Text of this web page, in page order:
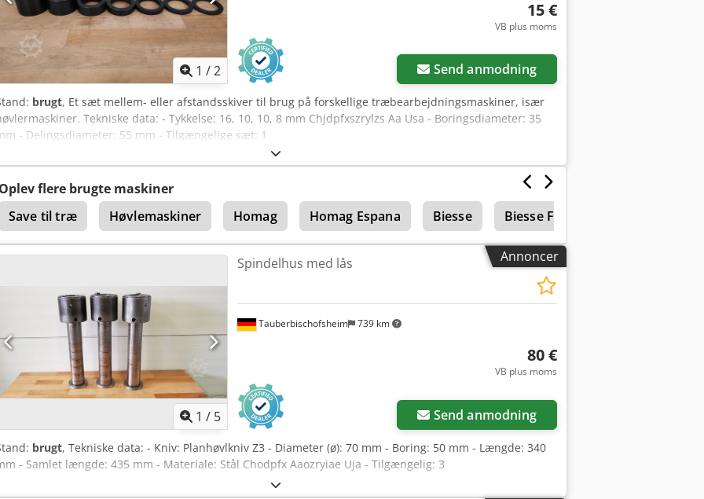
Anmod om flere
1 /2
15 €
VB plus moms
Send anmodning
brugt, Et sæt mellem- eller afstandsskiver til brug på forskellige træbearbejdningsmaskiner, især
Tekniske data: - Tykkelse: 16, 10, 10, 8 mm Chjdpfxszrylzs Aa Usa - Boringsdiameter: 35
- Delingsdiameter: 55 mm - Tilgængelige sæt: 1
Oplev flere brugte maskiner
Save til træ
Høvlemaskiner Homag Homag Espana Biesse Biesse Fse
Annoncer
1 / 5
Tauberbischofsheim 739 km
Spindelhus med lås
80 €
VB plus moms
Send anmodning
brugt, Tekniske data: - Kniv: Planhøvlkniv Z3 - Diameter (ø): 70 mm - Boring: 50 mm - Længde: 340
- Samlet længde: 435 mm - Materiale: Stål Chodpfx Aaozryiae Uja - Tilgængelig: 3